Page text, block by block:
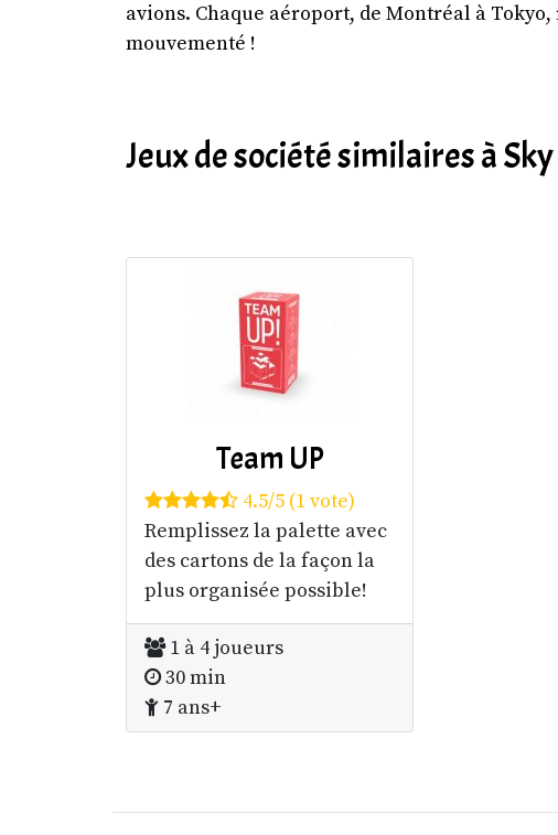
avions. Chaque aéroport, de Montréal à
mouvementé !
Jeux de société similaires à
Team UP
4.5/5 (1 vote)
Remplissez la palette avec
des cartons de la façon la
plus organisée possible!
1 à 4 joueurs
30 min
7 ans+